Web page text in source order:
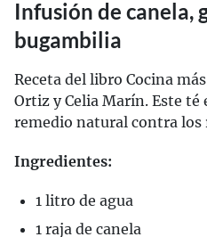
Infusión de canela,
bugambilia
Receta del libro Cocina
Ortiz y Celia Marín. Este té
remedio natural contra los
Ingredientes:
1 litro de agua
1 raja de canela